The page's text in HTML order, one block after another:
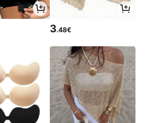
3.48€